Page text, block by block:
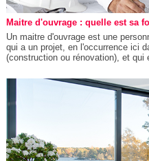
Maitre d'ouvrage : quelle est sa
Un maitre d'ouvrage est une
qui a un projet, en l'occurrence ici
(construction ou rénovation), et qui